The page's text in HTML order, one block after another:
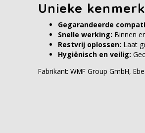
Unieke
Gegarandeerde
Snelle werking: Binnen
Restvrij oplossen: Laat
Hygiënisch en veilig:
Fabrikant: WMF Group GmbH,